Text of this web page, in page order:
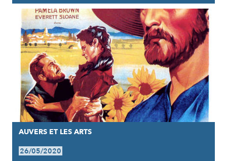
AUVERS ET LES ARTS
26/05/2020